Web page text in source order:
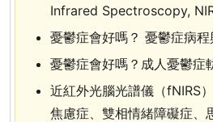
Infrared Spectroscopy,
憂鬱症會好嗎？ 憂鬱症病
憂鬱症會好嗎？成人憂鬱症
近紅外光腦光譜儀（fNIRS
焦慮症、雙相情緒障礙症、